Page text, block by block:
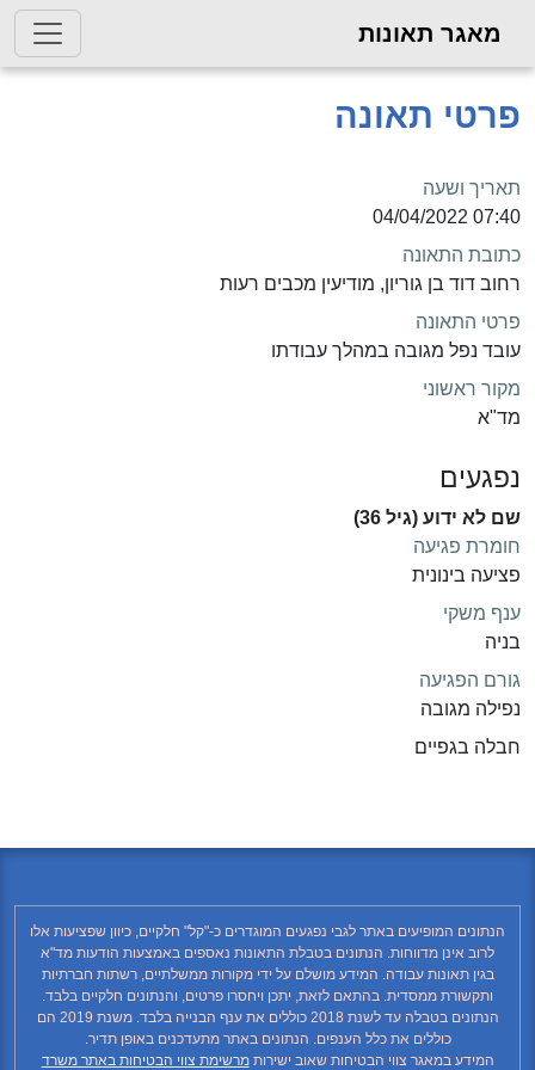
מאגר תאונות
פרטי תאונה
תאריך ושעה
07:40 04/04/2022
כתובת התאונה
רחוב דוד בן גוריון, מודיעין מכבים רעות
פרטי התאונה
עובד נפל מגובה במהלך עבודתו
מקור ראשוני
מד"א
נפגעים
שם לא ידוע (גיל 36)
חומרת פגיעה
פציעה בינונית
ענף משקי
בניה
גורם הפגיעה
נפילה מגובה
חבלה בגפיים
הנתונים המופיעים באתר לגבי נפגעים המוגדרים כ-"קל" חלקיים, כיוון שפציעות אלו
לרוב אינן מדווחות. הנתונים בטבלת התאונות נאספים באמצעות הודעות מד"א
בגין תאונות עבודה. המידע מושלם על ידי מקורות ממשלתיים, רשתות חברתיות
ותקשורת ממסדית. בהתאם לזאת, יתכן ויחסרו פרטים, והנתונים חלקיים בלבד.
הנתונים בטבלה עד לשנת 2018 כוללים את ענף הבנייה בלבד. משנת 2019 הם
כוללים את כלל הענפים. הנתונים באתר מתעדכנים באופן תדיר.
המידע במאגר צווי הבטיחות שאוב ישירותמרשימת צווי הבטיחות באתר משרד